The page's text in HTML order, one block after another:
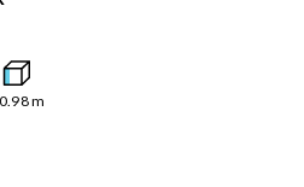
0.98m